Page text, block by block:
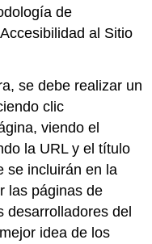
de
al Sitio
se debe realizar un
clic
viendo el
la URL y el título
se incluirán en la
las páginas de
desarrolladores del
idea de los